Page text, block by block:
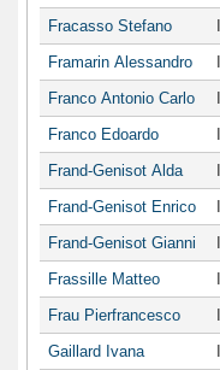
Fracasso Stefano
Framarin Alessandro
Franco Antonio Carlo
Franco Edoardo
Frand-Genisot Alda
Frand-Genisot Enrico
Frand-Genisot Gianni
Frassille Matteo
Frau Pierfrancesco
Gaillard Ivana